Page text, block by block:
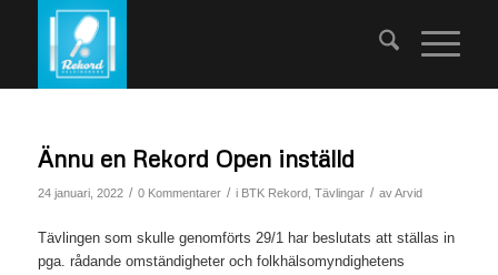
Ännu en Rekord Open inställd
24 januari, 2022 / 0 Kommentarer / i BTK Rekord, Tävlingar / avArvid
Tävlingen som skulle genomförts 29/1 har beslutats att ställas in
pga. rådande omständigheter och folkhälsomyndighetens